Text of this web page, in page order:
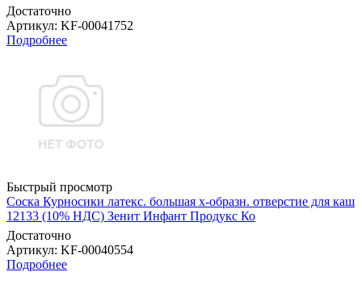
Достаточно
Артикул: KF-00041752
Подробнее
Быстрый просмотр
Соска Курносики латекс. большая х-образн. отверстие для каш
12133 (10% НДС) Зенит Инфант Продукс Ко
Достаточно
Артикул: KF-00040554
Подробнее